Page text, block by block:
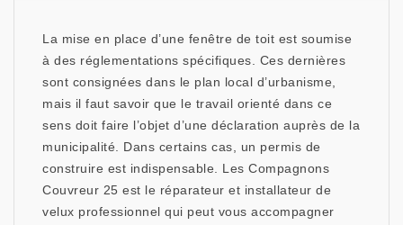
La mise en place d’une fenêtre de toit est soumise
à des réglementations spécifiques. Ces dernières
sont consignées dans le plan local d’urbanisme,
mais il faut savoir que le travail orienté dans ce
sens doit faire l’objet d’une déclaration auprès de la
municipalité. Dans certains cas, un permis de
construire est indispensable. Les Compagnons
Couvreur 25 est le réparateur et installateur de
velux professionnel qui peut vous accompagner